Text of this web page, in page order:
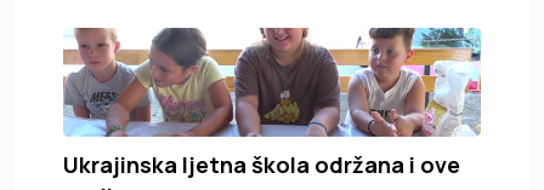
Ukrajinska ljetna škola održana i ove